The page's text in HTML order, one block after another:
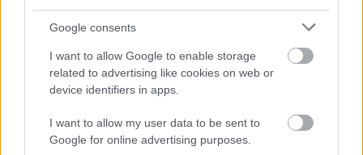
Google consents
I want to allow Google to enable storage
related to advertising like cookies on web or
device identifiers in apps.
I want to allow my user data to be sent to
Google for online advertising purposes.
válaszolt. Kijelentették, a film, ahogyan a
Direkt36 összes cikke, egyéb tartalma, a
szerkesztőség munkájának eredménye.
Ezt a munkát senkitől nem befolyásolva, a
legszigorúbb szakmai szabályok betartásával
végezzük immár tíz éve, és az egyetlen célunk az,